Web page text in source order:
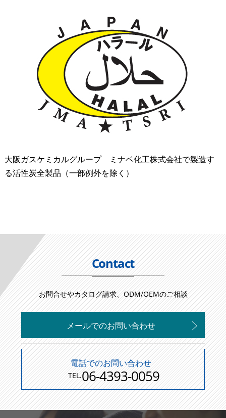
大阪ガスケミカルグループ ミナベ化工株式会社で製造す
る活性炭全製品（一部例外を除く）
Contact
お問合せやカタログ請求、ODM/OEMのご相談
メールでのお問い合わせ
電話でのお問い合わせ
TEL.06-4393-0059